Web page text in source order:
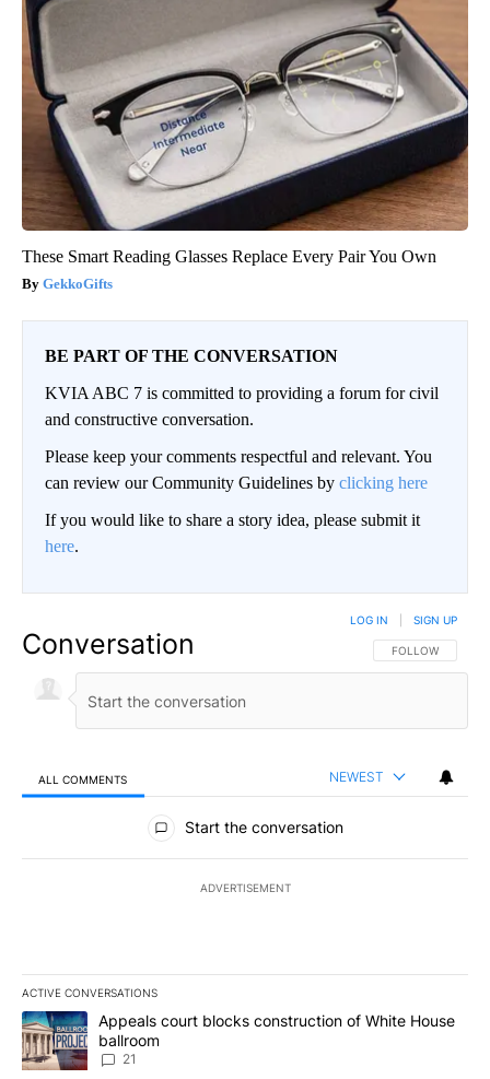
These Smart Reading Glasses Replace Every Pair You Own
GekkoGifts
BE PART OF THE CONVERSATION
KVIA ABC 7 is committed to providing a forum for civil
and constructive conversation.
Please keep your comments respectful and relevant. You
can review our Community Guidelines by clicking here
If you would like to share a story idea, please submit it
here.
Conversation FOLLOW THIS
FOLLOW
LOG IN SIGN UP
ALL COMMENTS NEWEST
All Comments
Start the conversation
ADVERTISEMENT
ACTIVE CONVERSATIONS
The following is a list of the most commented articles in the last
A trending article titled "Appeals court blocks construction of
Appeals court blocks construction of White House
ballroom
21